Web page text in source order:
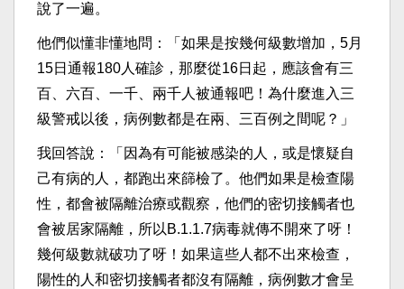
說了一遍。
他們似懂非懂地問：「如果是按幾何級數增加，5月
15日通報180人確診，那麼從16日起，應該會有三
百、六百、一千、兩千人被通報吧！為什麼進入三
級警戒以後，病例數都是在兩、三百例之間呢？」
我回答說：「因為有可能被感染的人，或是懷疑自
己有病的人，都跑出來篩檢了。他們如果是檢查陽
性，都會被隔離治療或觀察，他們的密切接觸者也
會被居家隔離，所以B.1.1.7病毒就傳不開來了呀！
幾何級數就破功了呀！如果這些人都不出來檢查，
陽性的人和密切接觸者都沒有隔離，病例數才會呈